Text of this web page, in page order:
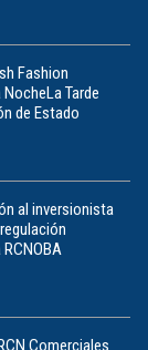
Fashion
NocheLa Tarde
de Estado
al inversionista
OBA
Comerciales